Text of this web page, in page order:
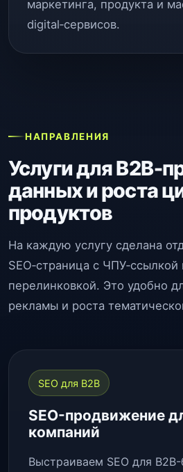
маркетинга, продукта и
digital‑сервисов.
НАПРАВЛЕНИЯ
Услуги для
данных и роста
продуктов
На каждую услугу сделана
SEO‑страница с
перелинковкой. Это удобно
рекламы и роста
SEO для B2B
SEO-продвижение
компаний
Выстраиваем SEO для